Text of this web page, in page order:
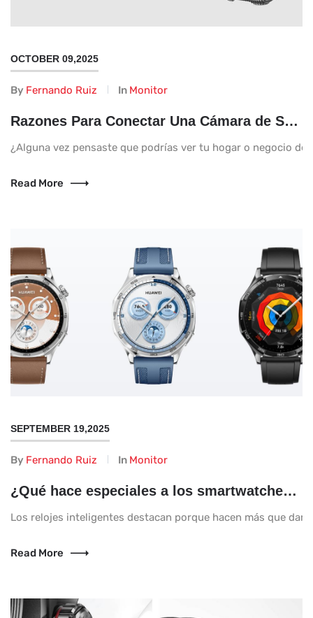
OCTOBER 09,2025
By Fernando Ruiz In Monitor
Razones Para Conectar Una Cámara de Seguridad Con Tu Celular
¿Alguna vez pensaste que podrías ver tu hogar o negocio
Read More
SEPTEMBER 19,2025
By Fernando Ruiz In Monitor
¿Qué hace especiales a los smartwatches en la vida diaria?
Los relojes inteligentes destacan porque hacen más que dar
Read More